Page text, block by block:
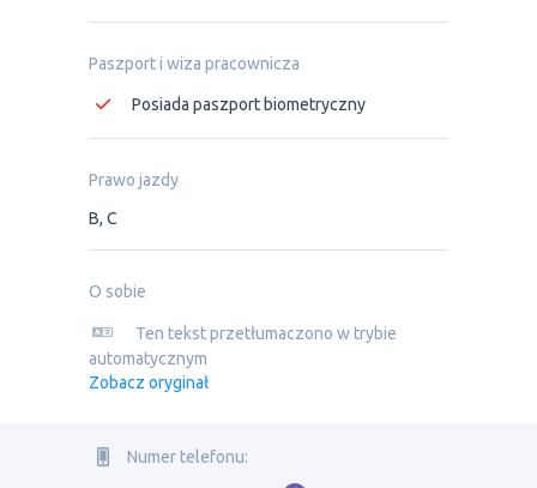
Paszport i wiza pracownicza
Posiada paszport biometryczny
Prawo jazdy
B, C
O sobie
Ten tekst przetłumaczono w trybie
automatycznym
Zobacz oryginał
Numer telefonu: